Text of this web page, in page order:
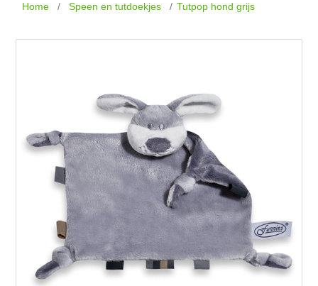
Home / Speen en tutdoekjes / Tutpop hond grijs